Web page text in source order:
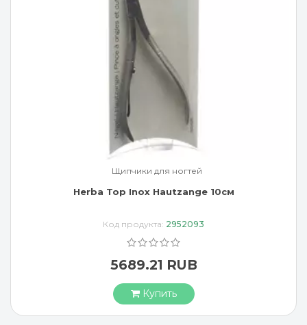
Щипчики для ногтей
Herba Top Inox Hautzange 10см
Код продукта: 2952093
5689.21 RUB
Купить